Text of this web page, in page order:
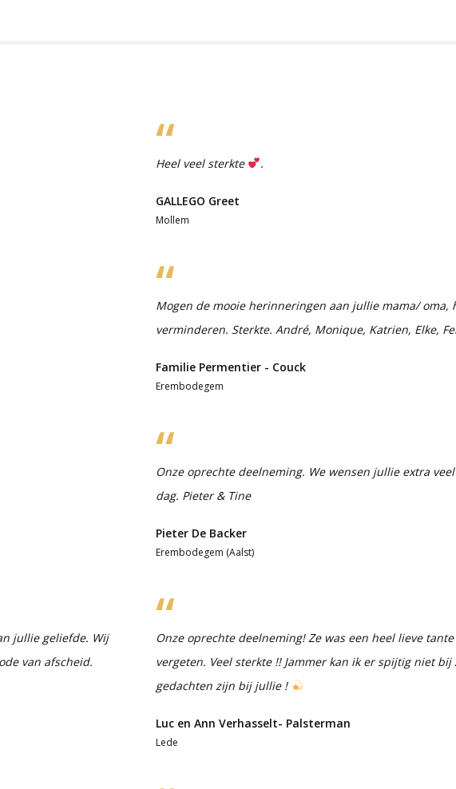
Heel veel sterkte .
GALLEGO Greet
Mollem
Mogen de mooie herinneringen aan jullie mama/ oma,
verminderen. Sterkte. André, Monique, Katrien, Elke,
Familie Permentier - Couck
Erembodegem
Onze oprechte deelneming. We wensen jullie extra
dag. Pieter & Tine
Pieter De Backer
Erembodegem (Aalst)
jullie geliefde. Wij
van afscheid.
Onze oprechte deelneming! Ze was een heel lieve
vergeten. Veel sterkte !! Jammer kan ik er spijtig niet
gedachten zijn bij jullie !
Luc en Ann Verhasselt- Palsterman
Lede